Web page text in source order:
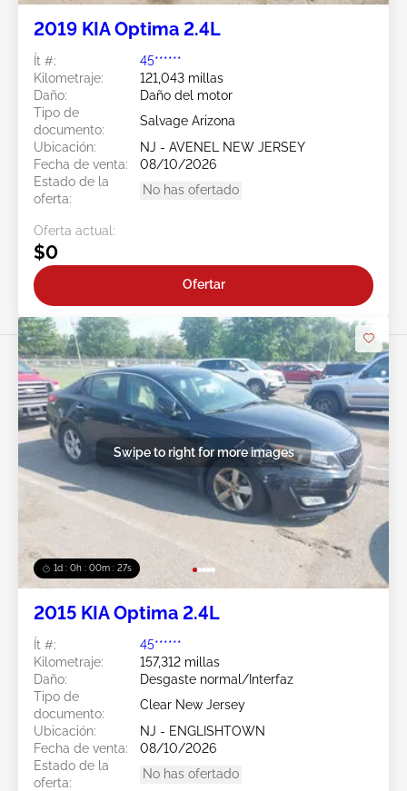
2019 KIA Optima 2.4L
Ít #:
45******
Kilometraje:
121,043 millas
Daño:
Daño del motor
Tipo de
documento:
Salvage Arizona
Ubicación:
NJ - AVENEL NEW JERSEY
Fecha de venta:
08/10/2026
Estado de la
oferta:
No has ofertado
Oferta actual:
$0
Ofertar
1d : 0h : 00m : 24s
Swipe to right for more images
2015 KIA Optima 2.4L
Ít #:
45******
Kilometraje:
157,312 millas
Daño:
Desgaste normal/Interfaz
Tipo de
documento:
Clear New Jersey
Ubicación:
NJ - ENGLISHTOWN
Fecha de venta:
08/10/2026
Estado de la
oferta:
No has ofertado